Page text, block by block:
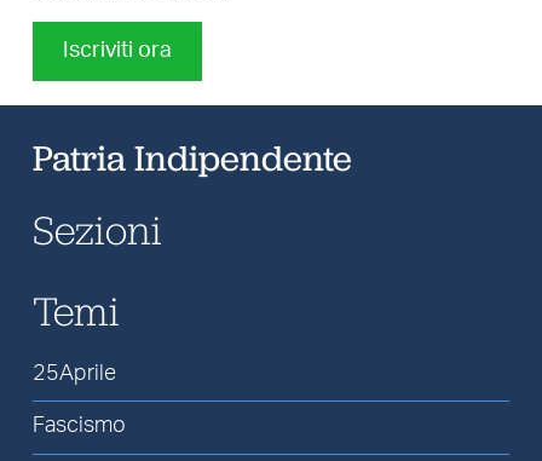
Iscriviti ora
Patria Indipendente
Sezioni
Temi
25Aprile
Fascismo